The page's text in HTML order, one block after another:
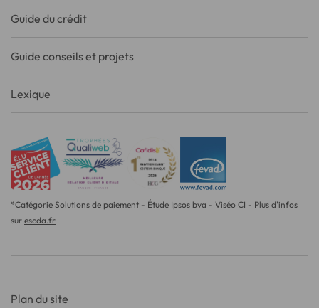
Guide du crédit
Guide conseils et projets
Lexique
*Catégorie Solutions de paiement - Étude Ipsos bva - Viséo CI - Plus d'infos
sur escda.fr
Plan du site